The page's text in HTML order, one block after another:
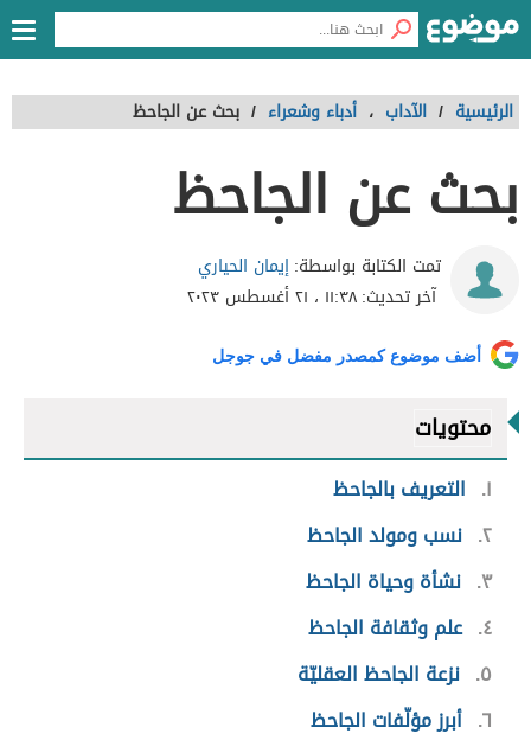
الرئيسية / الآداب ، أدباء وشعراء / بحث عن الجاحظ
بحث عن الجاحظ
تمت الكتابة بواسطة:إيمان الحياري
آخر تحديث:١١:٣٨ ، ٢١ أغسطس ٢٠٢٣
أضف موضوع كمصدر مفضل في جوجل
محتويات
١
التعريف بالجاحظ
٢ نسب ومولد الجاحظ
٣ نشأة وحياة الجاحظ
٤ علم وثقافة الجاحظ
٥ نزعة الجاحظ العقليّة
٦ أبرز مؤلّفات الجاحظ